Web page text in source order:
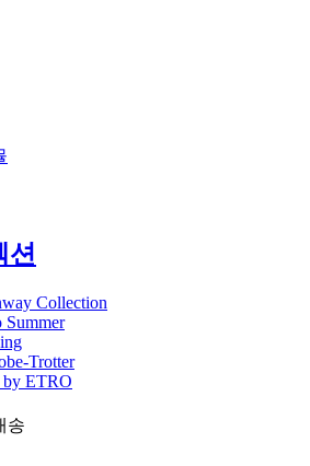
션
Collection
Summer
Trotter
ETRO
송